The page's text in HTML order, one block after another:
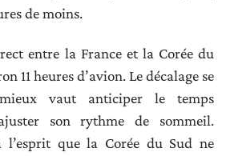
de moins.
entre la France et la Corée du
11 heures d’avion. Le décalage se
vaut anticiper le temps
son rythme de sommeil.
l’esprit que la Corée du Sud ne